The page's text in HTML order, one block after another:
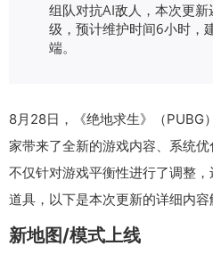
组队对抗AI敌人，本次更
级，预计维护时间6小时，
端。
8月28日，《绝地求生》（PUBG
家带来了全新的游戏内容、系统
不仅针对游戏平衡性进行了调整
道具，以下是本次更新的详细内容
新地图/模式上线